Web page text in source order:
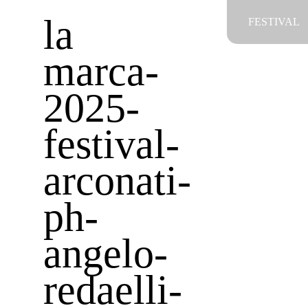
contenutola
marca-
2025-
festival-
arconati-
ph-
angelo-
redaelli-
FESTIVAL